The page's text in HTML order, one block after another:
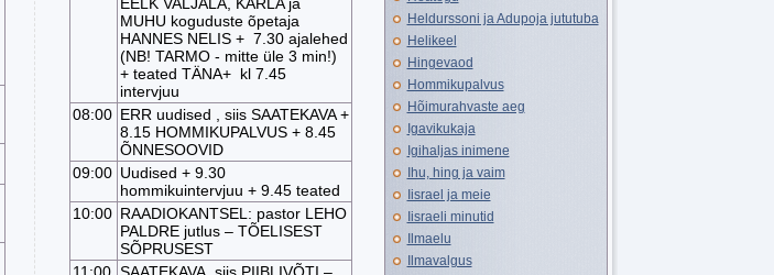
MUHU koguduste õpetaja
HANNES NELIS + 7.30 ajalehed
(NB! TARMO - mitte üle 3 min!)
+ teated TÄNA+ kl 7.45
intervjuu
08:00 ERR uudised , siis SAATEKAVA +
8.15 HOMMIKUPALVUS + 8.45
ÕNNESOOVID
09:00 Uudised + 9.30
hommikuintervjuu + 9.45 teated
10:00 RAADIOKANTSEL: pastor LEHO
PALDRE jutlus – TÕELISEST
SÕPRUSEST
11:00 SAATEKAVA, siis PIIBLIVÕTI –
Heldurssoni ja Adupoja jututuba
Helikeel
Hingevaod
Hommikupalvus
Hõimurahvaste aeg
Igavikukaja
Igihaljas inimene
Ihu, hing ja vaim
Iisrael ja meie
Iisraeli minutid
Ilmaelu
Ilmavalgus